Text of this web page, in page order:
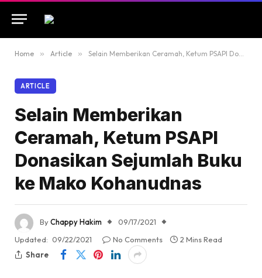
Home » Article » Selain Memberikan Ceramah, Ketum PSAPI Donasikan Sejumlah Buku ke Mako Kohanudnas
ARTICLE
Selain Memberikan
Ceramah, Ketum PSAPI
Donasikan Sejumlah Buku
ke Mako Kohanudnas
ByChappy Hakim
09/17/2021
Updated: 09/22/2021 No Comments
2 Mins Read
Share